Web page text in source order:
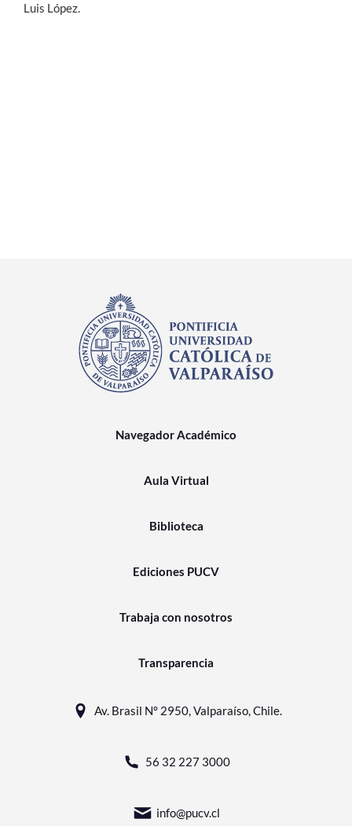
Luis López.
Navegador Académico
Aula Virtual
Biblioteca
Ediciones PUCV
Trabaja con nosotros
Transparencia
Av. Brasil N° 2950, Valparaíso, Chile.
56 32 227 3000
info@pucv.cl